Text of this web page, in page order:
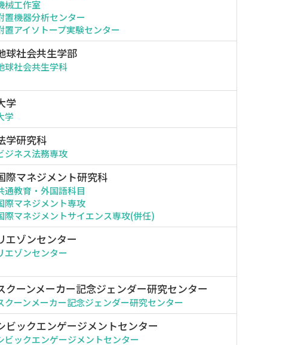
械工作室
置機器分析センター
置アイソトープ実験センター
球社会共生学部
球社会共生学科
学
学
学研究科
ジネス法務専攻
際マネジメント研究科
通教育・外国語科目
際マネジメント専攻
際マネジメントサイエンス専攻(併任)
エゾンセンター
エゾンセンター
クーンメーカー記念ジェンダー研究センター
クーンメーカー記念ジェンダー研究センター
ビックエンゲージメントセンター
ビックエンゲージメントセンター